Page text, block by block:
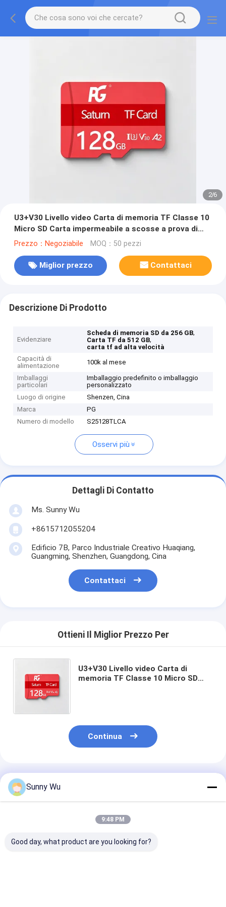
2/6
U3+V30 Livello video Carta di memoria TF Classe 10
Micro SD Carta impermeabile a scosse a prova di
raggi X per le riprese 4K/8K
Prezzo：Negoziabile MOQ：50 pezzi
Miglior prezzo Contattaci
Descrizione Di Prodotto
Evidenziare
Scheda di memoria SD da 256 GB,
Carta TF da 512 GB,
carta tf ad alta velocità
Capacità di
alimentazione
100k al mese
Imballaggi
particolari
Imballaggio predefinito o imballaggio
personalizzato
Luogo di origine
Shenzen, Cina
Marca
PG
Numero di modello
S25128TLCA
Osservi più
Dettagli Di Contatto
Ms. Sunny Wu
+8615712055204
Edificio 7B, Parco Industriale Creativo Huaqiang,
Guangming, Shenzhen, Guangdong, Cina
Contattaci
Ottieni Il Miglior Prezzo Per
U3+V30 Livello video Carta di
memoria TF Classe 10 Micro SD
Continua
Prodotti Raccomandati
Sunny Wu
9:48 PM
Good day, what product are you looking for?